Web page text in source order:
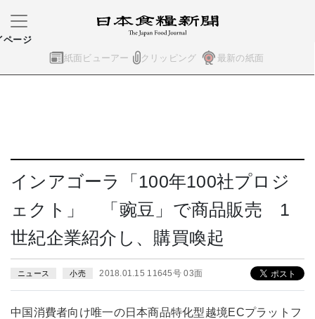
紙面ビューアー クリッピング 最新の紙面
ページ
インアゴーラ「100年100社プロジ
ェクト」 「豌豆」で商品販売 1
世紀企業紹介し、購買喚起
ニュース 小売 2018.01.15 11645号 03面
中国消費者向け唯一の日本商品特化型越境ECプラットフ